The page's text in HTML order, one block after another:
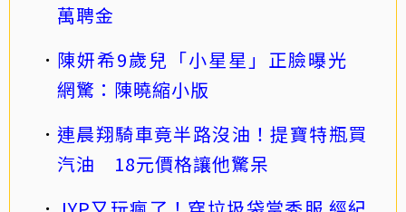
萬聘金
陳妍希9歲兒「小星星」正臉曝光
網驚：陳曉縮小版
連晨翔騎車竟半路沒油！提寶特瓶買
汽油 18元價格讓他驚呆